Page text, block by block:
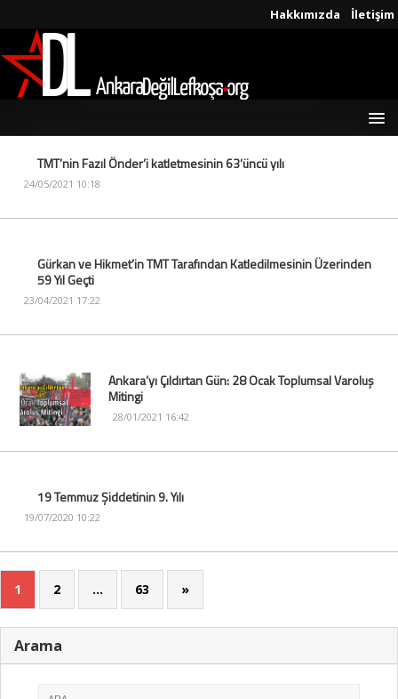
Hakkımızda İletişim
TMT’nin Fazıl Önder’i katletmesinin 63’üncü yılı
24/05/2021 10:18
Gürkan ve Hikmet’in TMT Tarafından Katledilmesinin Üzerinden
59 Yıl Geçti
23/04/2021 17:22
Ankara’yı Çıldırtan Gün: 28 Ocak Toplumsal Varoluş
Mitingi
28/01/2021 16:42
19 Temmuz Şiddetinin 9. Yılı
19/07/2020 10:22
1 2 … 63 »
Arama